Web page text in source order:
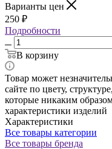
Варианты цен
250 ₽
Подробности
В корзину
Товар может
сайте по цвету,
которые никаким
характеристики изделий
Характеристики
Все товары категории
Все товары бренда